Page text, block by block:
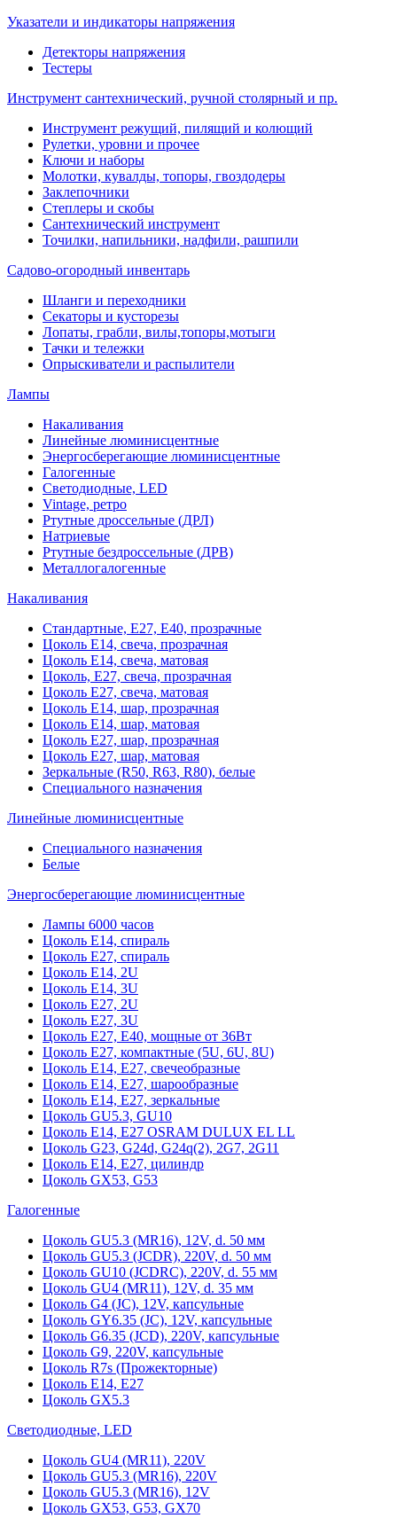
Указатели и индикаторы напряжения
Детекторы напряжения
Тестеры
Инструмент сантехнический, ручной столярный и пр.
Инструмент режущий, пилящий и колющий
Рулетки, уровни и прочее
Ключи и наборы
Молотки, кувалды, топоры, гвоздодеры
Заклепочники
Степлеры и скобы
Сантехнический инструмент
Точилки, напильники, надфили, рашпили
Садово-огородный инвентарь
Шланги и переходники
Секаторы и кусторезы
Лопаты, грабли, вилы,топоры,мотыги
Тачки и тележки
Опрыскиватели и распылители
Лампы
Накаливания
Линейные люминисцентные
Энергосберегающие люминисцентные
Галогенные
Светодиодные, LED
Vintage, ретро
Ртутные дроссельные (ДРЛ)
Натриевые
Ртутные бездроссельные (ДРВ)
Металлогалогенные
Накаливания
Стандартные, Е27, Е40, прозрачные
Цоколь Е14, свеча, прозрачная
Цоколь Е14, свеча, матовая
Цоколь, Е27, свеча, прозрачная
Цоколь Е27, свеча, матовая
Цоколь Е14, шар, прозрачная
Цоколь Е14, шар, матовая
Цоколь Е27, шар, прозрачная
Цоколь Е27, шар, матовая
Зеркальные (R50, R63, R80), белые
Специального назначения
Линейные люминисцентные
Специального назначения
Белые
Энергосберегающие люминисцентные
Лампы 6000 часов
Цоколь Е14, спираль
Цоколь Е27, спираль
Цоколь Е14, 2U
Цоколь Е14, 3U
Цоколь Е27, 2U
Цоколь Е27, 3U
Цоколь Е27, Е40, мощные от 36Вт
Цоколь Е27, компактные (5U, 6U, 8U)
Цоколь Е14, Е27, свечеобразные
Цоколь Е14, Е27, шарообразные
Цоколь Е14, Е27, зеркальные
Цоколь GU5.3, GU10
Цоколь Е14, Е27 OSRAM DULUX EL LL
Цоколь G23, G24d, G24q(2), 2G7, 2G11
Цоколь Е14, Е27, цилиндр
Цоколь GX53, G53
Галогенные
Цоколь GU5.3 (MR16), 12V, d. 50 мм
Цоколь GU5.3 (JCDR), 220V, d. 50 мм
Цоколь GU10 (JCDRC), 220V, d. 55 мм
Цоколь GU4 (MR11), 12V, d. 35 мм
Цоколь G4 (JC), 12V, капсульные
Цоколь GY6.35 (JC), 12V, капсульные
Цоколь G6.35 (JCD), 220V, капсульные
Цоколь G9, 220V, капсульные
Цоколь R7s (Прожекторные)
Цоколь E14, E27
Цоколь GX5.3
Светодиодные, LED
Цоколь GU4 (MR11), 220V
Цоколь GU5.3 (MR16), 220V
Цоколь GU5.3 (MR16), 12V
Цоколь GX53, G53, GX70